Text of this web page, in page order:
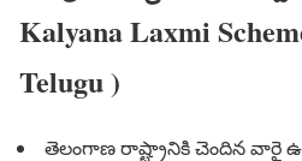
Kalyana Laxmi
Telugu )
తెలంగాణ రాష్ట్రానికి చెందిన వారై